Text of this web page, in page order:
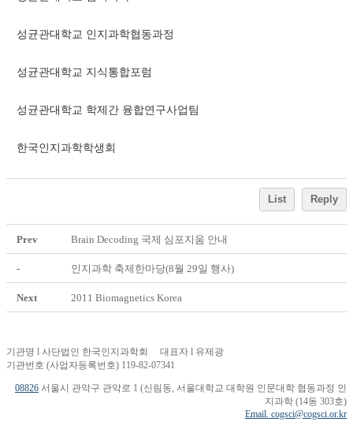
성균관대학교 인지과학협동과정
성균관대학교 지식통합포럼
성균관대학교 학제간 융합연구사업팀
한국인지과학학생회
List Reply
Prev Brain Decoding 국제 심포지움 안내
- 인지과학 축제한마당(8월 29일 행사)
Next 2011 Biomagnetics Korea
기관명 l 사단법인 한국인지과학회 대표자 l 유제광
기관번호 (사업자등록번호) 119-82-07341
08826 서울시 관악구 관악로 1 (신림동, 서울대학교 대학원 인문대학 협동과정 인
지과학 (14동 303호)
Email. cogsci@cogsci.or.kr